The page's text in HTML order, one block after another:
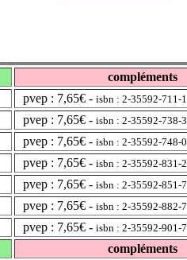
compléments
pvep : 7,65€ - isbn : 2-35592-711-1
pvep : 7,65€ - isbn : 2-35592-738-3
pvep : 7,65€ - isbn : 2-35592-748-0
pvep : 7,65€ - isbn : 2-35592-831-2
pvep : 7,65€ - isbn : 2-35592-851-7
pvep : 7,65€ - isbn : 2-35592-882-7
pvep : 7,65€ - isbn : 2-35592-901-7
compléments